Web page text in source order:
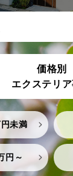
価格別
エクステリア
未満
円～